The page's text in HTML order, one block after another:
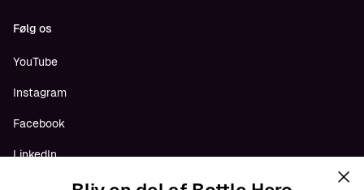
Følg os
YouTube
Instagram
Facebook
LinkedIn Bliv en del af Bottle Hero
Få adgang til eksklusive tilbud, håndplukkede anbefalinger